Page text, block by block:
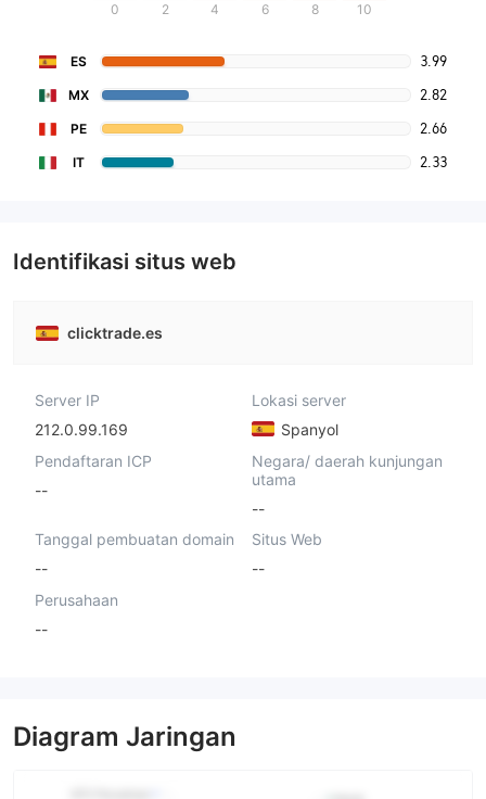
0 2 4 6 8 10
ES 3.99
MX 2.82
PE 2.66
IT 2.33
Identifikasi situs web
clicktrade.es
Server IP
212.0.99.169
Lokasi server
Spanyol
Pendaftaran ICP
--
Negara/ daerah kunjungan
utama
--
Tanggal pembuatan domain
--
Situs Web
--
Perusahaan
--
Diagram Jaringan